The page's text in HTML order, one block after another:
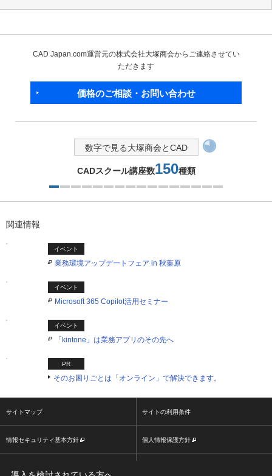
CAD Japan.com運営元の株式会社大塚商会からご連絡させてい
ただきます
価格のご相談・お問い合わせ
数字で見る大塚商会とCAD
CADスクール講座数150種類
関連情報
イベント
業務環境アップデートフェア in 秋葉原
イベント
Microsoft 365 Copilot活用セミナー
イベント
「kintone」は業務アプリのその先へ
PR
そのお困りごとは「オンライン」で解決できます。
サイトマップ サイトの利用条件
情報セキュリティ基本方針 個人情報保護方針